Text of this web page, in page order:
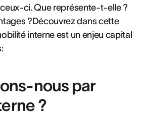
ci. Que représente-t-elle ?
?Découvrez dans cette
interne est un enjeu capital
nous par
?